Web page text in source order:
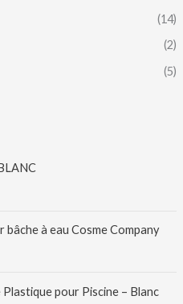
(14)
(2)
(5)
à eau Cosme Company
pour Piscine – Blanc